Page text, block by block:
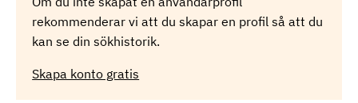
rekommenderar vi att du skapar en profil så att du
kan se din sökhistorik.
Skapa konto gratis